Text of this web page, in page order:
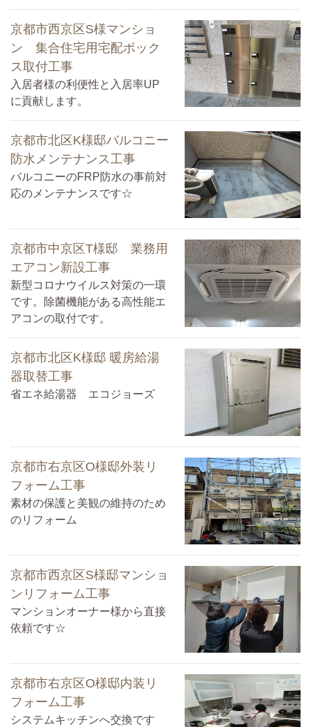
京都市西京区S様マンショ
ン 集合住宅用宅配ボック
ス取付工事
入居者様の利便性と入居率UP
に貢献します。
京都市北区K様邸バルコニー
防水メンテナンス工事
バルコニーのFRP防水の事前対
応のメンテナンスです☆
京都市中京区T様邸 業務用
エアコン新設工事
新型コロナウイルス対策の一環
です。除菌機能がある高性能エ
アコンの取付です。
京都市北区K様邸 暖房給湯
器取替工事
省エネ給湯器 エコジョーズ
京都市右京区O様邸外装リ
フォーム工事
素材の保護と美観の維持のため
のリフォーム
京都市西京区S様邸マンショ
ンリフォーム工事
マンションオーナー様から直接
依頼です☆
京都市右京区O様邸内装リ
フォーム工事
システムキッチンへ交換です